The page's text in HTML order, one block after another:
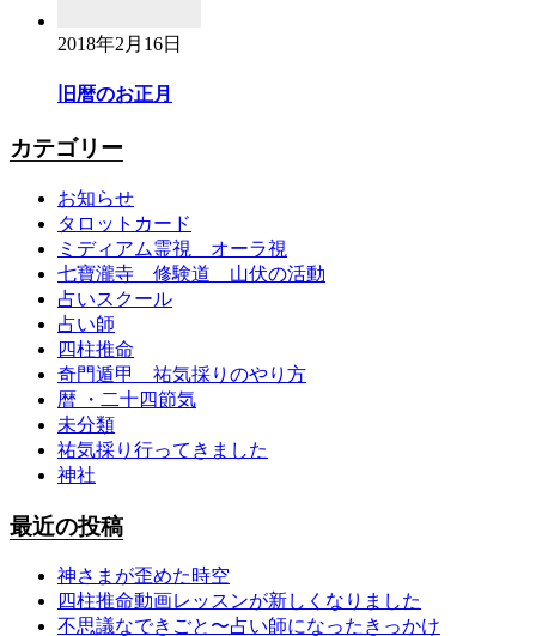
2018年2月16日
旧暦のお正月
カテゴリー
お知らせ
タロットカード
ミディアム霊視 オーラ視
七寶瀧寺 修験道 山伏の活動
占いスクール
占い師
四柱推命
奇門遁甲 祐気採りのやり方
暦 ・二十四節気
未分類
祐気採り行ってきました
神社
最近の投稿
神さまが歪めた時空
四柱推命動画レッスンが新しくなりました
不思議なできごと〜占い師になったきっかけ